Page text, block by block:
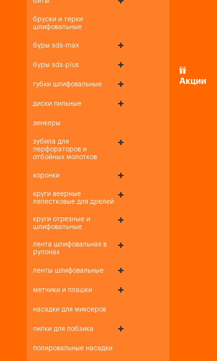
бруски и терки
шлифовальные
буры sds-max
буры sds-plus
губки шлифовальные
диски пильные
зенкеры
зубила для
перфораторов и
отбойных молотков
коронки
круги веерные
лепестковые для дрелей
круги отрезные и
шлифовальные
лента шлифовальная в
рулонах
ленты шлифовальные
метчики и плашки
насадки для миксеров
пилки для лобзика
полировальные насадки
Акции